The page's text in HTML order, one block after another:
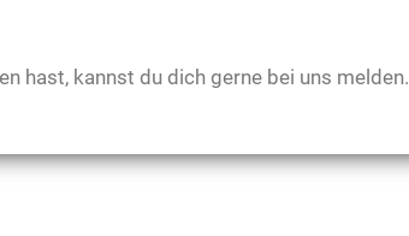
hast, kannst du dich gerne bei uns melden.